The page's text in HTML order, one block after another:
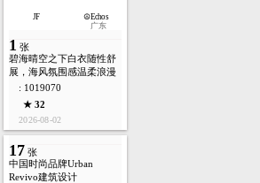
JF
☮Echos
广东
1 张
碧海晴空之下白衣随性舒
展，海风氛围感温柔浪漫
: 1019070
★ 32
2026-08-02
17 张
中国时尚品牌Urban
Revivo建筑设计